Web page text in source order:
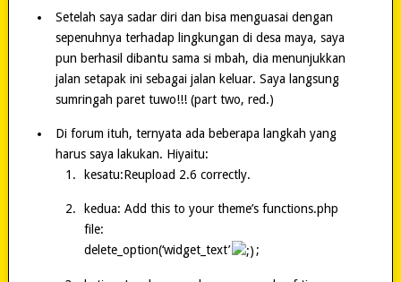
Setelah saya sadar diri dan bisa menguasai dengan
sepenuhnya terhadap lingkungan di desa maya, saya
pun berhasil dibantu sama si mbah, dia menunjukkan
jalan setapak ini sebagai jalan keluar. Saya langsung
sumringah paret tuwo!!! (part two, red.)
Di forum ituh, ternyata ada beberapa langkah yang
harus saya lakukan. Hiyaitu:
kesatu:Reupload 2.6 correctly.
kedua: Add this to your theme’s functions.php
file:
delete_option(‘widget_text’
;